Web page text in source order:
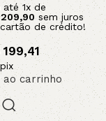
até1x de
209,90sem juros
de crédito!
199,41
ao carrinho